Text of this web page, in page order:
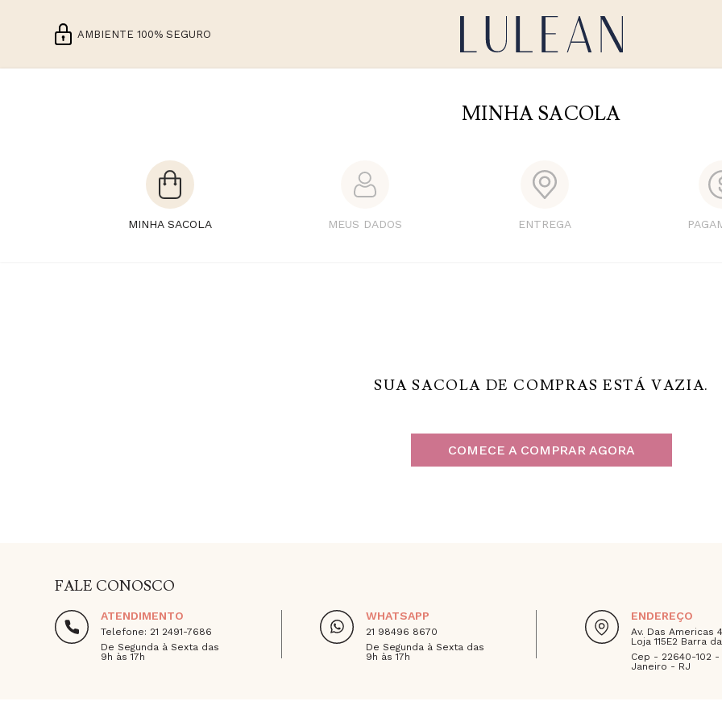
AMBIENTE 100% SEGURO
MINHA SACOLA
MINHA SACOLA MEUS DADOS ENTREGA
FALE CONOSCO
ATENDIMENTO
Telefone: 21 2491-7686
De Segunda à Sexta das
9h às 17h
WHATSAPP
21 98496 8670
De Segunda à Sexta das
9h às 17h
ENDEREÇO
Av. Das Americas
Loja 115E2 Barra
Cep - 22640-102 -
Janeiro - RJ